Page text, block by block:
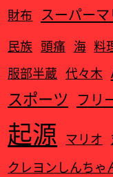
財布 スーパー
民族 頭痛 海 料
服部半蔵 代々木
スポーツ フリ
起源 マリオ
クレヨンしんちゃ